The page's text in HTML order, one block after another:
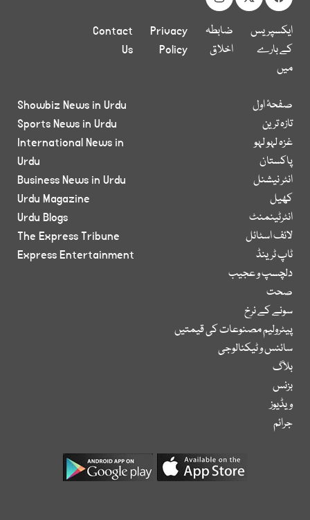
ایکسپریس
کے بارے
میں
ضابطہ
اخلاق
Privacy
Policy
Contact
Us
صفحۂ اول
تازہ ترین
غزہ لہو لہو
پاکستان
انٹر نیشنل
کھیل
انٹرٹینمنٹ
لائف اسٹائل
ٹاپ ٹرینڈ
دلچسپ و عجیب
صحت
سونے کے نرخ
پیٹرولیم مصنوعات کی قیمتیں
سائنس و ٹیکنالوجی
بلاگ
بزنس
ویڈیوز
جرائم
Showbiz News in Urdu
Sports News in Urdu
International News in
Urdu
Business News in Urdu
Urdu Magazine
Urdu Blogs
The Express Tribune
Express Entertainment